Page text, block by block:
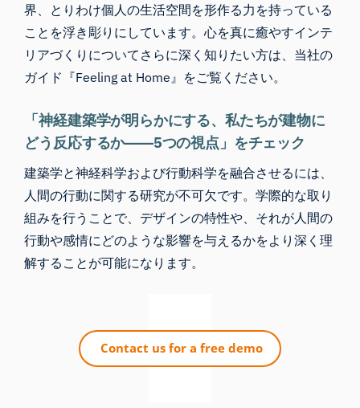
界、とりわけ個人の生活空間を形作る力を持っている
ことを浮き彫りにしています。心を真に癒やすインテ
リアづくりについてさらに深く知りたい方は、当社の
ガイド『Feeling at Home 』をご覧ください。
「神経建築学が明らかにする、私たちが建物に
どう反応するか――5つの視点」をチェック
建築学と神経科学および行動科学を融合させるには、
人間の行動に関する研究が不可欠です。学際的な取り
組みを行うことで、デザインの特性や、それが人間の
行動や感情にどのような影響を与えるかをより深く理
解することが可能になります。